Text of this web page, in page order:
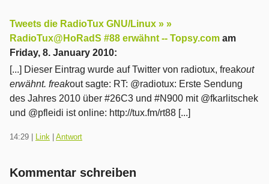
Tweets die RadioTux GNU/Linux » »
RadioTux@HoRadS #88 erwähnt -- Topsy.com am
Friday, 8. January 2010:
[...] Dieser Eintrag wurde auf Twitter von radiotux, freakout
erwähnt. freakout sagte: RT: @radiotux: Erste Sendung
des Jahres 2010 über #26C3 und #N900 mit @fkarlitschek
und @pfleidi ist online: http://tux.fm/rt88 [...]
14:29 Link Antwort
Kommentar schreiben